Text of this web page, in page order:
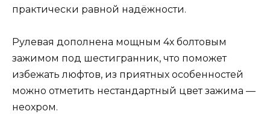
практически равной надёжности.
Рулевая дополнена мощным 4х болтовым
зажимом под шестигранник, что поможет
избежать люфтов, из приятных особенностей
можно отметить нестандартный цвет зажима —
неохром.